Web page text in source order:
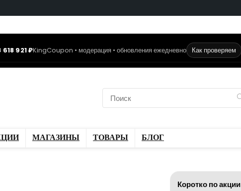
618 921 ₽KingCoupon • модерация • обновления ежедневно Как проверяем
МАГАЗИНЫ ТОВАРЫ БЛОГ
Коротко по акции